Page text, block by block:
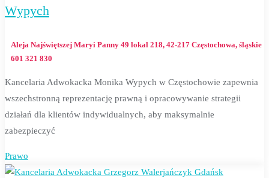
Wypych
Aleja Najświętszej Maryi Panny 49 lokal 218, 42-217 Częstochowa, śląskie
601 321 830
Kancelaria Adwokacka Monika Wypych w Częstochowie zapewnia
wszechstronną reprezentację prawną i opracowywanie strategii
działań dla klientów indywidualnych, aby maksymalnie
zabezpieczyć
Prawo